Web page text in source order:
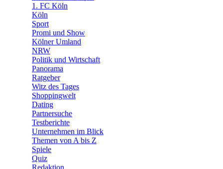
1. FC Köln
Köln
Sport
Promi und Show
Kölner Umland
NRW
Politik und Wirtschaft
Panorama
Ratgeber
Witz des Tages
Shoppingwelt
Dating
Partnersuche
Testberichte
Unternehmen im Blick
Themen von A bis Z
Spiele
Quiz
Redaktion